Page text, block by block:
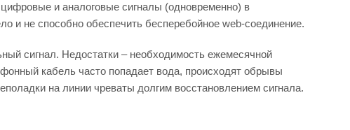
и аналоговые сигналы (одновременно) в
и не способно обеспечить бесперебойное web-соединение.
сигнал. Недостатки – необходимость ежемесячной
кабель часто попадает вода, происходят обрывы
на линии чреваты долгим восстановлением сигнала.